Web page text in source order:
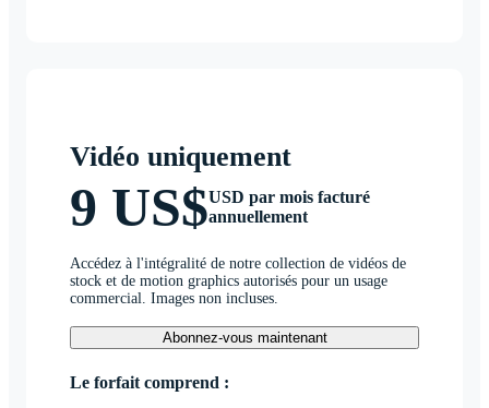
Vidéo uniquement
9 US$USD par mois facturé
annuellement
Accédez à l'intégralité de notre collection de vidéos de
stock et de motion graphics autorisés pour un usage
commercial. Images non incluses.
Abonnez-vous maintenant
Le forfait comprend :